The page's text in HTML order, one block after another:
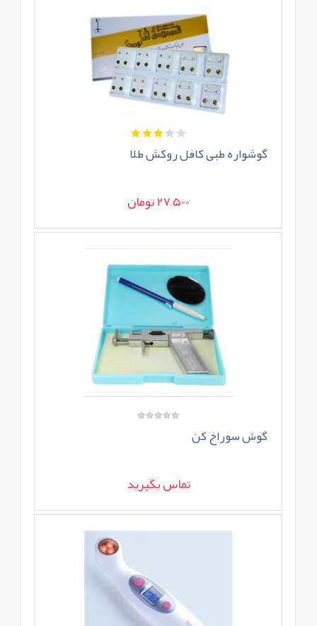
گوشواره طبی کافل روکش طلا
27,500 تومان
گوش سوراخ کن
تماس بگیرید